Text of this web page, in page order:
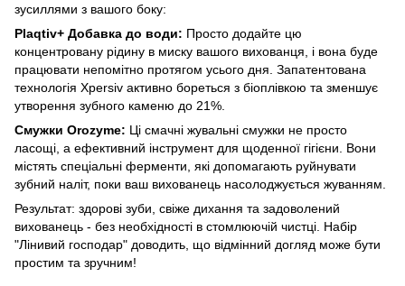
зусиллями з вашого боку:
Plaqtiv+ Добавка до води: Просто додайте цю
концентровану рідину в миску вашого вихованця, і вона буде
працювати непомітно протягом усього дня. Запатентована
технологія Xpersiv активно бореться з біоплівкою та зменшує
утворення зубного каменю до 21%.
Смужки Orozyme: Ці смачні жувальні смужки не просто
ласощі, а ефективний інструмент для щоденної гігієни. Вони
містять спеціальні ферменти, які допомагають руйнувати
зубний наліт, поки ваш вихованець насолоджується жуванням.
Результат: здорові зуби, свіже дихання та задоволений
вихованець - без необхідності в стомлюючій чистці. Набір
"Лінивий господар" доводить, що відмінний догляд може бути
простим та зручним!